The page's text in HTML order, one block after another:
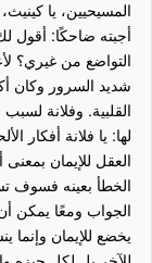
المسيحيين، يا
أجبته ضاحكًا: أقول
التواضع من غيري؟
شديد السرور وكان
القلبية. وفلانة
لها: يا فلانة أفكار
العقل للإيمان
الخطأ بعينه فسوف
الجواب ومعًا يمكن أن
يخضع للإيمان